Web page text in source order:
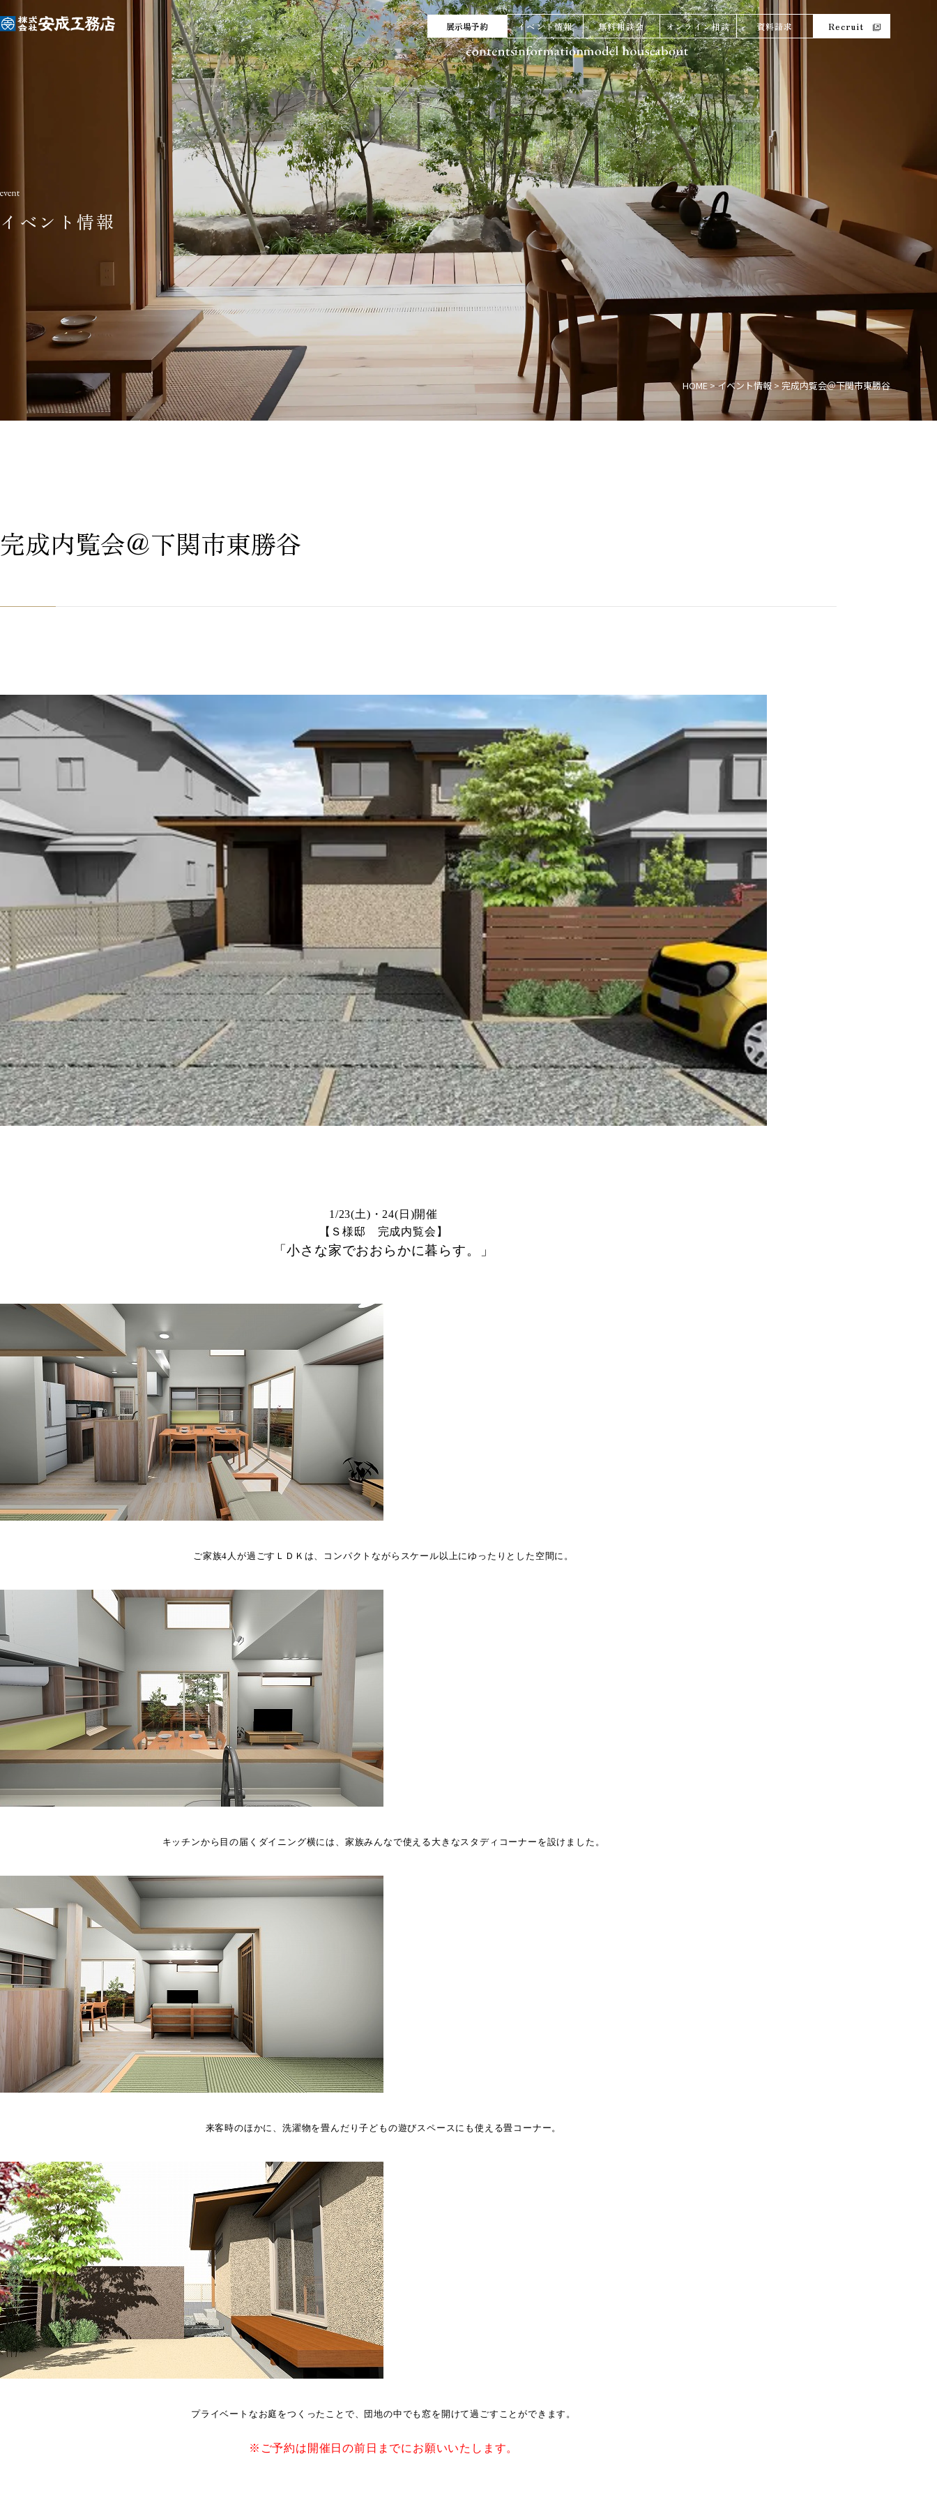
展示場予約 イベント情報 無料相談会 オンライン相談 資料請求 Recruit
イベント情報
HOME>イベント情報> 完成内覧会＠下関市東勝谷
完成内覧会＠下関市東勝谷
1/23(土)・24(日)開催
【Ｓ様邸 完成内覧会】
「小さな家でおおらかに暮らす。」
ご家族4人が過ごすＬＤＫは、コンパクトながらスケール以上にゆったりとした空間に。
キッチンから目の届くダイニング横には、家族みんなで使える大きなスタディコーナーを設けました。
来客時のほかに、洗濯物を畳んだり子どもの遊びスペースにも使える畳コーナー。
プライベートなお庭をつくったことで、団地の中でも窓を開けて過ごすことができます。
※ご予約は開催日の前日までにお願いいたします。